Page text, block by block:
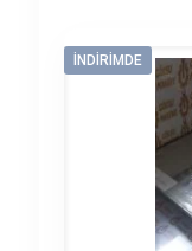
İNDIRIMDE